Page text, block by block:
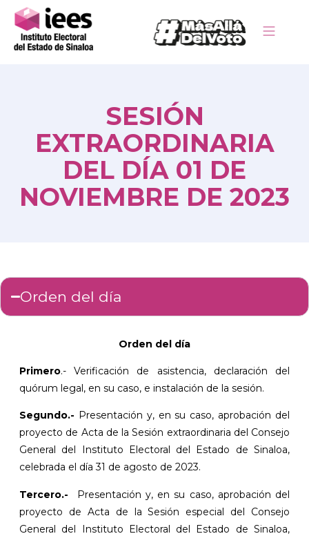
SESIÓN
EXTRAORDINARIA
DEL DÍA 01 DE
NOVIEMBRE DE 2023
Orden del día
Orden del día
Primero.- Verificación de asistencia, declaración del
quórum legal, en su caso, e instalación de la sesión.
Segundo.- Presentación y, en su caso, aprobación del
proyecto de Acta de la Sesión extraordinaria del Consejo
General del Instituto Electoral del Estado de Sinaloa,
celebrada el día 31 de agosto de 2023.
Tercero.- Presentación y, en su caso, aprobación del
proyecto de Acta de la Sesión especial del Consejo
General del Instituto Electoral del Estado de Sinaloa,